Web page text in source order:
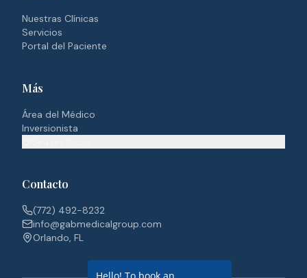
Nuestras Clínicas
Servicios
Portal del Paciente
Más
Área del Médico
Inversionista
Contacto
(772) 492-8232
info@gabmedicalgroup.com
Orlando, FL